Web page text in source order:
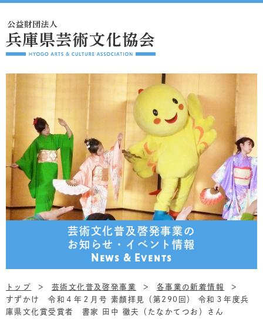
芸術文化普及啓発事業の
お知らせ・イベント情報
News & Events
トップ 芸術文化普及啓発事業
各事業の新着情報
すずかけ 令和４年２月号 素顔拝見（第290回） 令和３年度兵
庫県文化賞受賞者 書家 田中 徹夫（たなかてつお）さん